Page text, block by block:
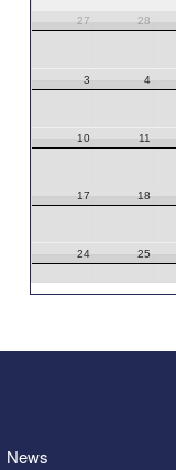
27 28
3 4
10 11
17 18
24 25
News